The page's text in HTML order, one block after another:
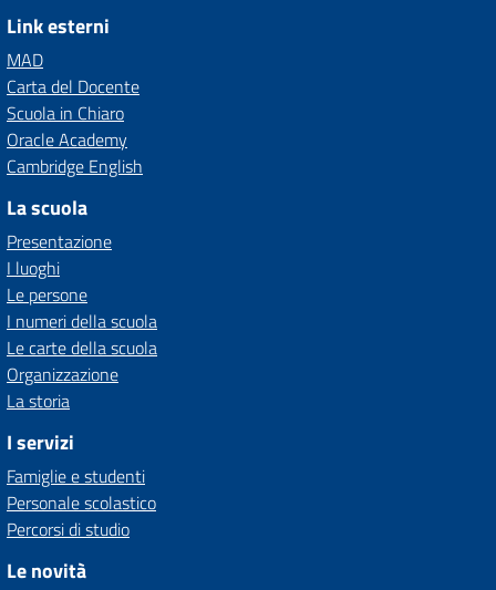
Link esterni
MAD
Carta del Docente
Scuola in Chiaro
Oracle Academy
Cambridge English
La scuola
Presentazione
I luoghi
Le persone
I numeri della scuola
Le carte della scuola
Organizzazione
La storia
I servizi
Famiglie e studenti
Personale scolastico
Percorsi di studio
Le novità